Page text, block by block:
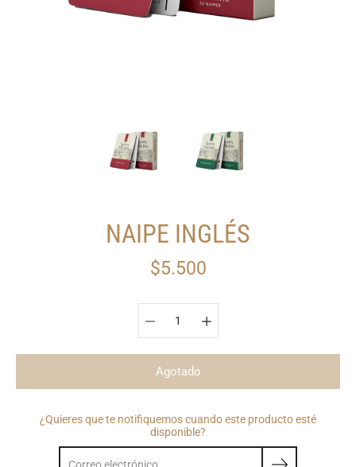
NAIPE INGLÉS
$5.500
Agotado
¿Quieres que te notifiquemos cuando este producto esté
disponible?